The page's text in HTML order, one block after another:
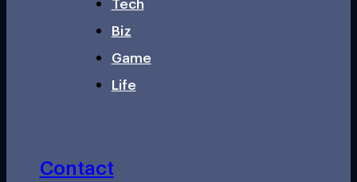
Biz
Game
Life
Contact